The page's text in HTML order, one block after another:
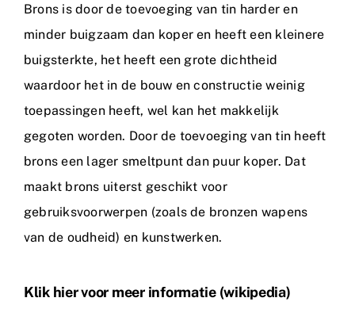
Brons is door de toevoeging van tin harder en
minder buigzaam dan koper en heeft een kleinere
buigsterkte, het heeft een grote dichtheid
waardoor het in de bouw en constructie weinig
toepassingen heeft, wel kan het makkelijk
gegoten worden. Door de toevoeging van tin heeft
brons een lager smeltpunt dan puur koper. Dat
maakt brons uiterst geschikt voor
gebruiksvoorwerpen (zoals de bronzen wapens
van de oudheid) en kunstwerken.
Klik hier voor meer informatie (wikipedia)